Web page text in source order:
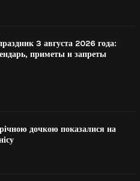
3 августа 2026 года:
приметы и запреты
дочкою показалися на